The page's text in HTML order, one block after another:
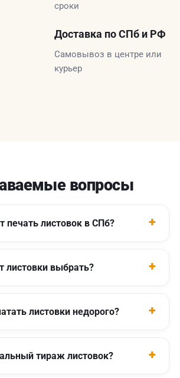
сроки
Доставка по СПб и РФ
Самовывоз в центре или
курьер
вопросы
печать листовок в СПб?
листовки выбрать?
листовки недорого?
тираж листовок?